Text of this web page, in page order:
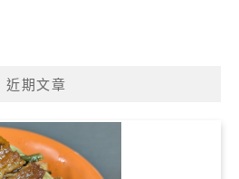
近期文章